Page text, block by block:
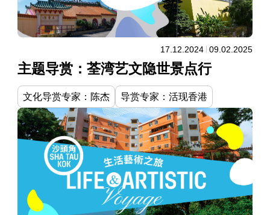
17.12.2024 09.02.2025
主题导赏：荃湾艺文隐世景点行
文化导赏专家：陈杰 导赏专家：活现香港